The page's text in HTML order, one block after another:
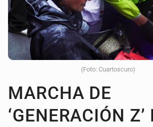
(Foto: Cuartoscuro)
MARCHA DE
‘GENERACIÓN Z’